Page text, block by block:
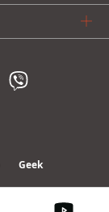
Geek